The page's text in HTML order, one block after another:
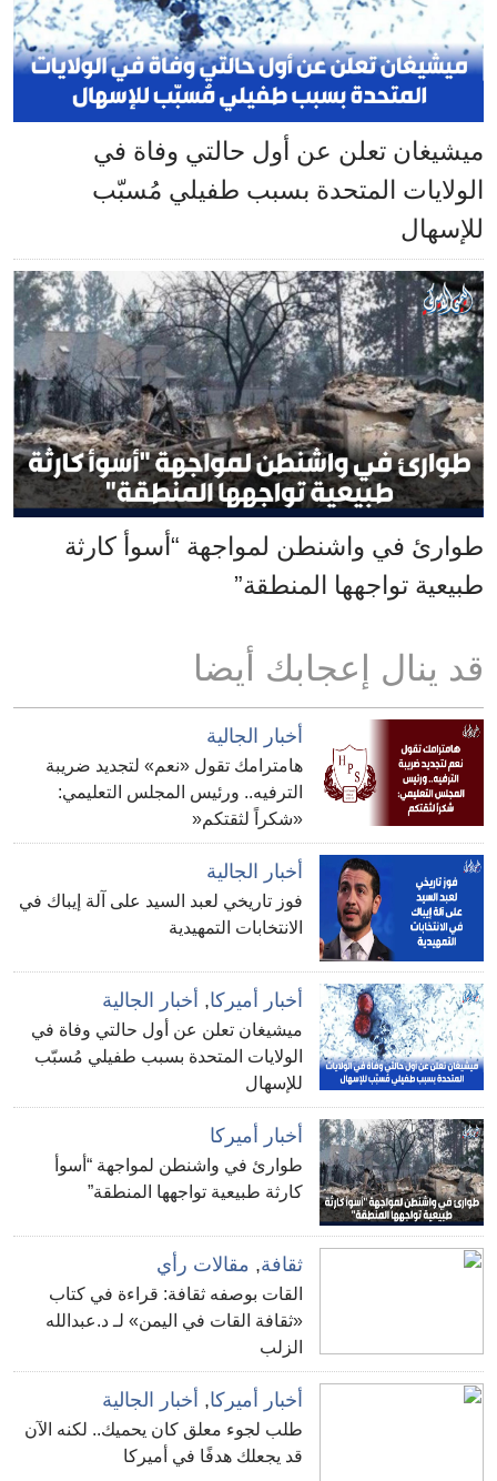
ميشيغان تعلن عن أول حالتي وفاة في
الولايات المتحدة بسبب طفيلي مُسبّب
للإسهال
طوارئ في واشنطن لمواجهة “أسوأ كارثة
طبيعية تواجهها المنطقة”
قد ينال إعجابك أيضا
أخبار الجالية
هامترامك تقول «نعم» لتجديد ضريبة
الترفيه.. ورئيس المجلس التعليمي:
«شكراً لثقتكم«
أخبار الجالية
فوز تاريخي لعبد السيد على آلة إيباك في
الانتخابات التمهيدية
أخبار أميركا, أخبار الجالية
ميشيغان تعلن عن أول حالتي وفاة في
الولايات المتحدة بسبب طفيلي مُسبّب
للإسهال
أخبار أميركا
طوارئ في واشنطن لمواجهة “أسوأ
كارثة طبيعية تواجهها المنطقة”
ثقافة, مقالات رأي
القات بوصفه ثقافة: قراءة في كتاب
«ثقافة القات في اليمن» لـ د.عبدالله
الزلب
أخبار أميركا, أخبار الجالية
طلب لجوء معلق كان يحميك.. لكنه الآن
قد يجعلك هدفًا في أميركا